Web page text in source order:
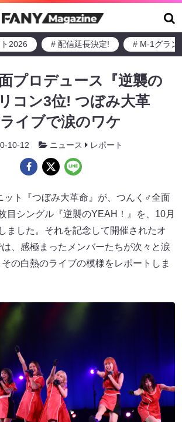
2026 # 配信延長決定! # M-1グラン
プロデュース『逆襲の
コン3位! つぼみ大革
イブで涙のワケ
10-12 ニュース レポート
ット『つぼみ大革命』が、つんく♂全面
目シングル『逆襲のYEAH！』を、10月
ました。それを記念して開催されたオ
、感極まったメンバーたちが次々と涙
の白熱のライブの模様をレポートしま